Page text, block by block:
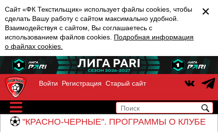
×
Сайт «ФК Текстильщик» использует файлы cookies, чтобы
сделать Вашу работу с сайтом максимально удобной.
Взаимодействуя с сайтом, Вы соглашаетесь с
использованием файлов cookies. Подробная информация
о файлах cookies.
Войти Регистрация Старый сайт
"КРАСНО-ЧЕРНЫЕ". ПРОГРАММЫ О КЛУБЕ